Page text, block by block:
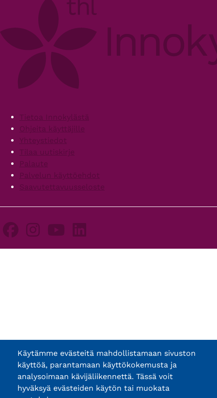
FooterTietoa Innokylästä
Ohjeita käyttäjille
Yhteystiedot
Tilaa uutiskirje
Palaute
Palvelun käyttöehdot
Saavutettavuusseloste
Käytämme evästeitä mahdollistamaan sivuston
käyttöä, parantamaan käyttökokemusta ja
analysoimaan kävijäliikennettä. Tässä voit
hyväksyä evästeiden käytön tai muokata